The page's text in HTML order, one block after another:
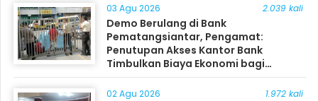
03 Agu 2026 2.039 kali
Demo Berulang di Bank
Pematangsiantar, Pengamat:
Penutupan Akses Kantor Bank
Timbulkan Biaya Ekonomi bagi
Masyarakat
02 Agu 2026 1.972 kali